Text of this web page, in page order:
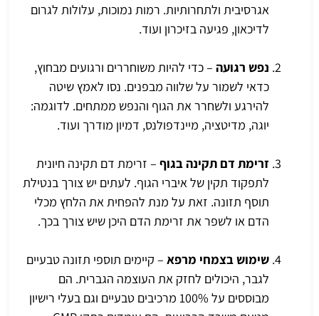
אגרסיבית ולתחרותיות. רמות נמוכות, עלולות לגרום
לדיכאון, פגיעה בזיכרון ועוד.
נפש רגועה – כדי להיות משוחררים ורגועים מבחוץ,
כדאי לשמור על שלווה מבפנים. נסו לאמץ שיטה
להירגע ולשחרר את הגוף והנפש ממתחים. לדוגמה:
יוגה, מדיטציה, מיינדפולנס, דמיון מודרך ועוד.
זרימת דם תקינה בגוף – זרימת דם תקינה חיונית
לתפקוד תקין של איברי הגוף. לעתים יש צורך בנטילת
תוסף תזונה. זאת על מנת להפחית את הלחץ מכלי
הדם או לשפר את זרימת הדם היכן שיש צורך בכך.
שימוש בצמחי מרפא– קיימים תוספי תזונה טבעיים
לגבר, היכולים לחזק את העוצמה הגברית. הם
מבוססים על 100% מרכיבים טבעיים וגם בעלי רישיון